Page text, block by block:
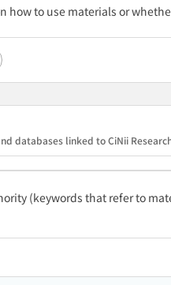
how to use materials or
databases linked to CiNii
(keywords that refer to